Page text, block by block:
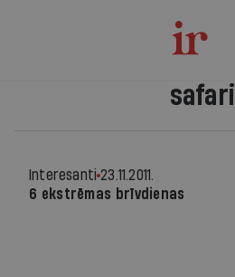
safari
Interesanti 23.11.2011.
6 ekstrēmas brīvdienas